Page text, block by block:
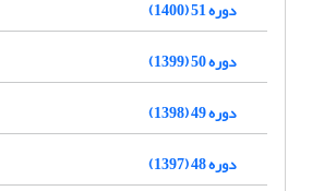
دوره 51 (1400)
دوره 50 (1399)
دوره 49 (1398)
دوره 48 (1397)